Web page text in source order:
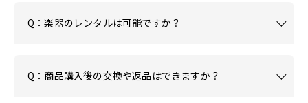
Q：楽器のレンタルは可能ですか？
Q：商品購入後の交換や返品はできますか？